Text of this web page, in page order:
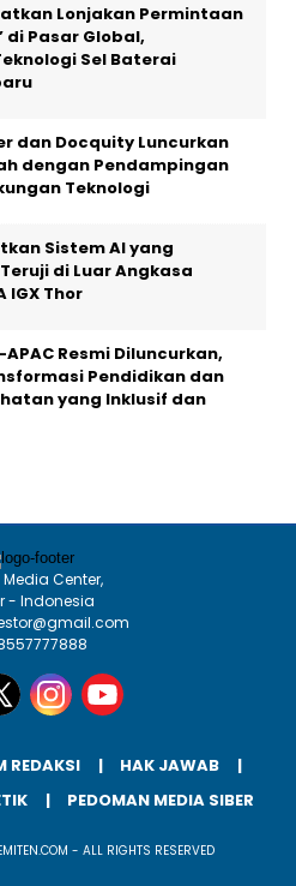
Lonjakan Permintaan
di Pasar Global,
Sel Baterai
dan Docquity Luncurkan
dengan Pendampingan
Teknologi
Sistem AI yang
di Luar Angkasa
IGX Thor
APAC Resmi Diluncurkan,
Pendidikan dan
yang Inklusif dan
Center,
- Indonesia
REDAKSI
HAK JAWAB
PEDOMAN MEDIA SIBER
- ALL RIGHTS RESERVED